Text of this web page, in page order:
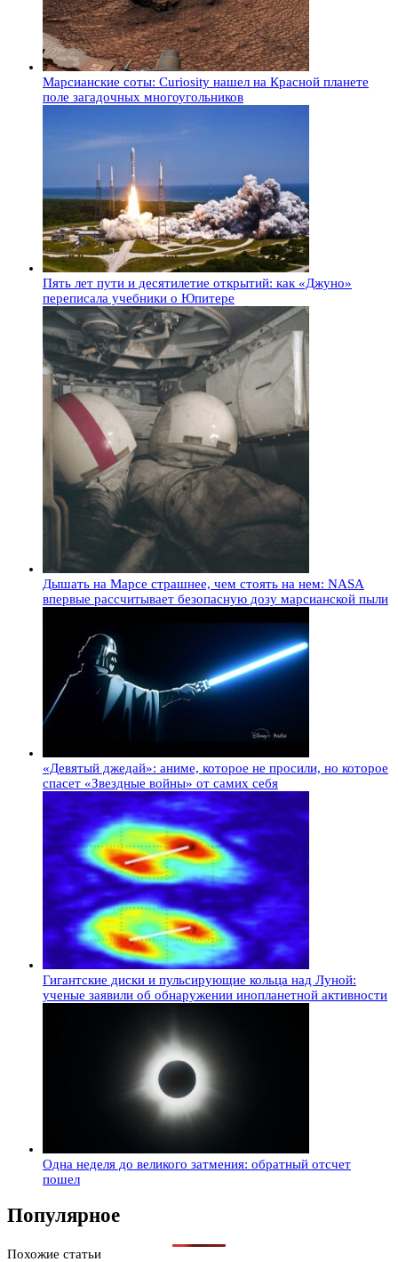
Марсианские соты: Curiosity нашел на Красной планете
поле загадочных многоугольников
Пять лет пути и десятилетие открытий: как «Джуно»
переписала учебники о Юпитере
Дышать на Марсе страшнее, чем стоять на нем: NASA
впервые рассчитывает безопасную дозу марсианской пыли
«Девятый джедай»: аниме, которое не просили, но которое
спасет «Звездные войны» от самих себя
Гигантские диски и пульсирующие кольца над Луной:
ученые заявили об обнаружении инопланетной активности
Одна неделя до великого затмения: обратный отсчет
пошел
Популярное
Похожие статьи